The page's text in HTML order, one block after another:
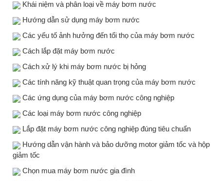
Khái niệm và phân loại về máy bơm nước
Hướng dẫn sử dụng máy bơm nước
Các yếu tố ảnh hưởng đến tổi thọ của máy bơm nước
Cách lắp đặt máy bơm nước
Cách xử lý khi máy bơm nước bị hỏng
Các tính năng kỹ thuật quan trọng của máy bơm nước
Các ứng dụng của máy bơm nước công nghiệp
Các loại máy bơm nước công nghiệp
Lắp đặt máy bơm nước công nghiệp đúng tiêu chuẩn
Hướng dẫn vận hành và bảo dưỡng motor giảm tốc và hộp
giảm tốc
Chọn mua máy bơm nước gia đình